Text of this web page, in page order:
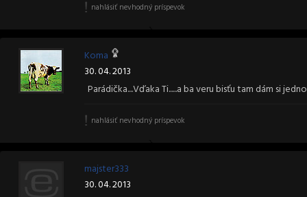
nahlásiť nevhodný príspevok
Koma
30. 04. 2013
Parádička....Vďaka Ti......a ba veru bisťu tam dám si
nahlásiť nevhodný príspevok
majster333
30. 04. 2013